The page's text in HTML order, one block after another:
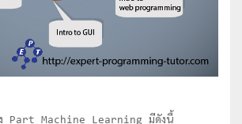
Part Machine Learning มีดังนี้